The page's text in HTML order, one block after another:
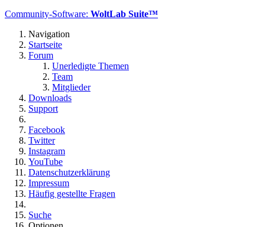
Community-Software: WoltLab Suite™
Navigation
Startseite
Forum
Unerledigte Themen
Team
Mitglieder
Downloads
Support
Facebook
Twitter
Instagram
YouTube
Datenschutzerklärung
Impressum
Häufig gestellte Fragen
Suche